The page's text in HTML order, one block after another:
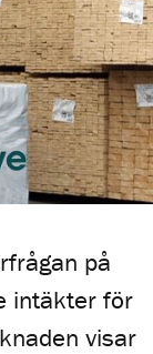
på
intäkter för
visar